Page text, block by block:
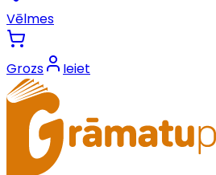
Vēlmes
Grozs Ieiet